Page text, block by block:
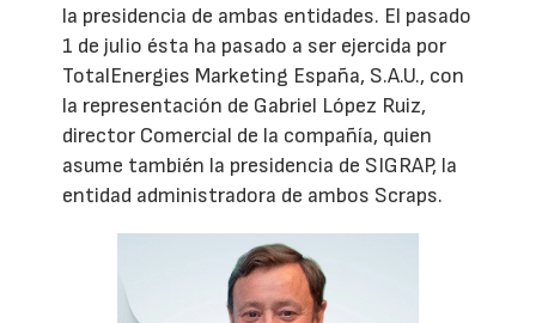
la presidencia de ambas entidades. El pasado
1 de julio ésta ha pasado a ser ejercida por
TotalEnergies Marketing España, S.A.U., con
la representación de Gabriel López Ruiz,
director Comercial de la compañía, quien
asume también la presidencia de SIGRAP, la
entidad administradora de ambos Scraps.